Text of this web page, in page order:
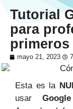
Tutorial
para
primeros
mayo 21, 2023
Esta es la
usar